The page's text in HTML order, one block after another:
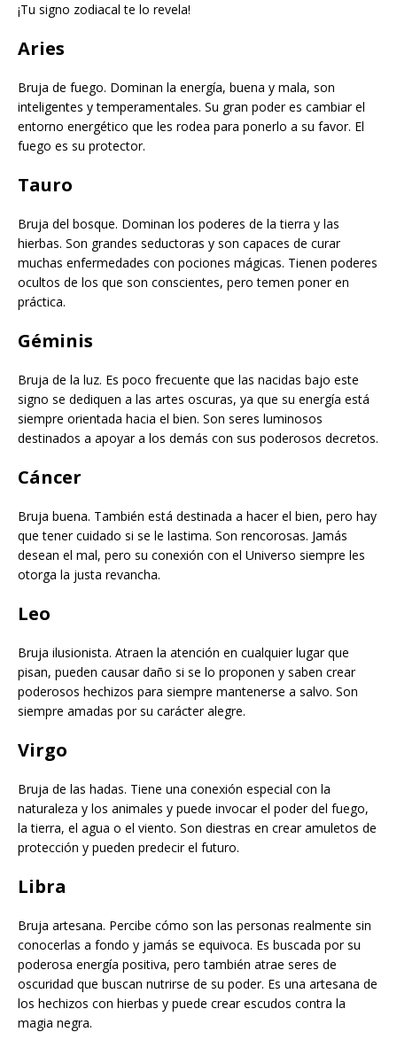
¡Tu signo zodiacal te lo revela!
Aries
Bruja de fuego. Dominan la energía, buena y mala, son
inteligentes y temperamentales. Su gran poder es cambiar el
entorno energético que les rodea para ponerlo a su favor. El
fuego es su protector.
Tauro
Bruja del bosque. Dominan los poderes de la tierra y las
hierbas. Son grandes seductoras y son capaces de curar
muchas enfermedades con pociones mágicas. Tienen poderes
ocultos de los que son conscientes, pero temen poner en
práctica.
Géminis
Bruja de la luz. Es poco frecuente que las nacidas bajo este
signo se dediquen a las artes oscuras, ya que su energía está
siempre orientada hacia el bien. Son seres luminosos
destinados a apoyar a los demás con sus poderosos decretos.
Cáncer
Bruja buena. También está destinada a hacer el bien, pero hay
que tener cuidado si se le lastima. Son rencorosas. Jamás
desean el mal, pero su conexión con el Universo siempre les
otorga la justa revancha.
Leo
Bruja ilusionista. Atraen la atención en cualquier lugar que
pisan, pueden causar daño si se lo proponen y saben crear
poderosos hechizos para siempre mantenerse a salvo. Son
siempre amadas por su carácter alegre.
Virgo
Bruja de las hadas. Tiene una conexión especial con la
naturaleza y los animales y puede invocar el poder del fuego,
la tierra, el agua o el viento. Son diestras en crear amuletos de
protección y pueden predecir el futuro.
Libra
Bruja artesana. Percibe cómo son las personas realmente sin
conocerlas a fondo y jamás se equivoca. Es buscada por su
poderosa energía positiva, pero también atrae seres de
oscuridad que buscan nutrirse de su poder. Es una artesana de
los hechizos con hierbas y puede crear escudos contra la
magia negra.